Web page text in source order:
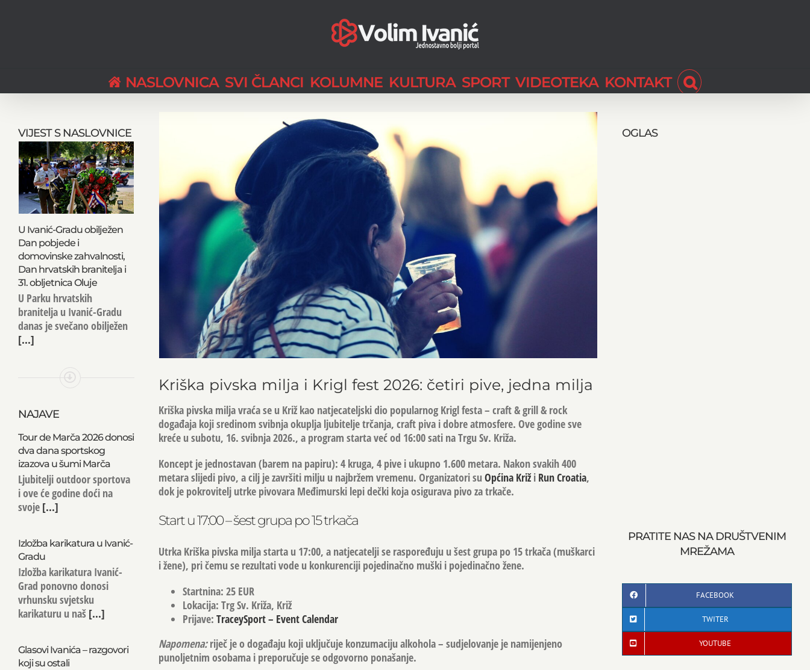
NASLOVNICA SVI ČLANCI KOLUMNE KULTURA SPORT VIDEOTEKA KONTAKT
Kriška pivska milja i Krigl fest 2026: četiri pive, jedna milja
Kriška pivska miljavraća se u Križ kao natjecateljski dio popularnog Krigl festa – craft & grill & rock
događaja koji sredinom svibnja okuplja ljubitelje trčanja, craft piva i dobre atmosfere. Ove godine sve
kreće u subotu, 16. svibnja 2026., a program starta već od 16:00 satinaTrgu Sv. Križa.
Koncept je jednostavan (barem na papiru): 4 kruga, 4 pive i ukupno 1.600 metara. Nakon svakih 400
metara slijedi pivo, a cilj je završiti milju u najbržem vremenu. Organizatori su Općina Križi Run Croatia,
dok je pokrovitelj utrke pivovara Međimurski lepi dečkikoja osigurava pivo za trkače.
Start u 17:00 – šest grupa po 15 trkača
Utrka Kriška pivska miljastarta u 17:00, a natjecatelji se raspoređuju u šest grupa po 15 trkača(muškarci
i žene), pri čemu se rezultati vode u konkurenciji pojedinačno muškii pojedinačno žene.
Startnina: 25 EUR
Lokacija: Trg Sv. Križa, Križ
Prijave: TraceySport – Event Calendar
Napomena:riječ je o događaju koji uključuje konzumaciju alkohola – sudjelovanje je namijenjeno
punoljetnim osobama i preporučuje se odgovorno ponašanje.
VIJEST S NASLOVNICE
U Ivanić-Gradu obilježen
Dan pobjede i
domovinske zahvalnosti,
Dan hrvatskih branitelja i
31. obljetnica Oluje
U Parku hrvatskih
branitelja u Ivanić-Gradu
danas je svečano obilježen
[...]
NAJAVE
Tour de Marča 2026 donosi
dva dana sportskog
izazova u šumi Marča
Ljubitelji outdoor sportova
i ove će godine doći na
svoje[...]
Izložba karikatura u Ivanić-
Gradu
Izložba karikatura Ivanić-
Grad ponovno donosi
vrhunsku svjetsku
karikaturu u naš[...]
Glasovi Ivanića – razgovori
koji su ostali
OGLAS
PRATITE NAS NA DRUŠTVENIM
MREŽAMA
FACEBOOK
TWITER
YOUTUBE